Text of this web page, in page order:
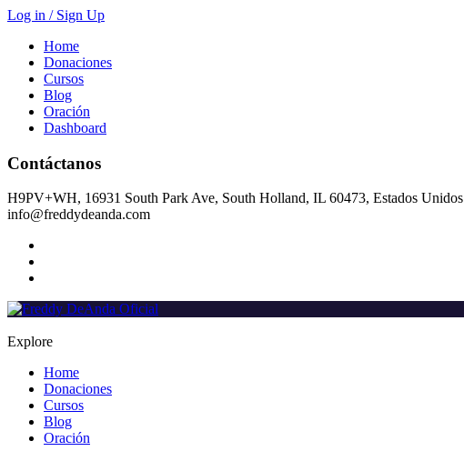
Log in / Sign Up
Home
Donaciones
Cursos
Blog
Oración
Dashboard
Contáctanos
H9PV+WH, 16931 South Park Ave, South Holland, IL 60473, Estados Unidos
info@freddydeanda.com
Explore
Home
Donaciones
Cursos
Blog
Oración